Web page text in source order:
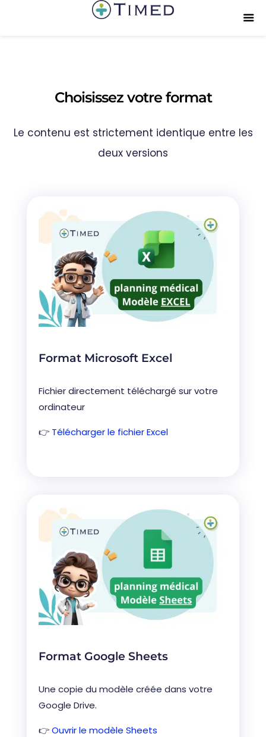
Choisissez votre format
Le contenu est strictement identique entre les
deux versions
Format Microsoft Excel
Fichier directement téléchargé sur votre
ordinateur
👉 Télécharger le fichier Excel
Format Google Sheets
Une copie du modèle créée dans votre
Google Drive.
👉Ouvrir le modèle Sheets